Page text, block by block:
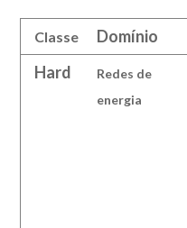
Classe Domínio
Hard
Redes de
energia